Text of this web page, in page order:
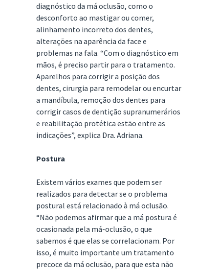
diagnóstico da má oclusão, como o
desconforto ao mastigar ou comer,
alinhamento incorreto dos dentes,
alterações na aparência da face e
problemas na fala. “Com o diagnóstico em
mãos, é preciso partir para o tratamento.
Aparelhos para corrigir a posição dos
dentes, cirurgia para remodelar ou encurtar
a mandíbula, remoção dos dentes para
corrigir casos de dentição supranumerários
e reabilitação protética estão entre as
indicações”, explica Dra. Adriana.
Postura
Existem vários exames que podem ser
realizados para detectar se o problema
postural está relacionado à má oclusão.
“Não podemos afirmar que a má postura é
ocasionada pela má-oclusão, o que
sabemos é que elas se correlacionam. Por
isso, é muito importante um tratamento
precoce da má oclusão, para que esta não